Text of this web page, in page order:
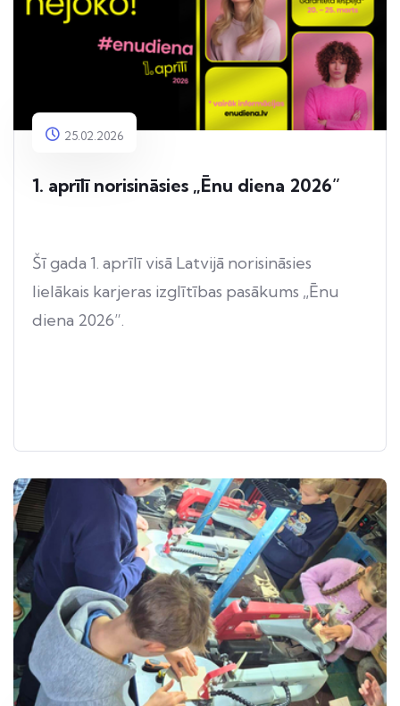
25.02.2026
1. aprīlī norisināsies „Ēnu diena 2026”
Šī gada 1. aprīlī visā Latvijā norisināsies
lielākais karjeras izglītības pasākums „Ēnu
diena 2026”.